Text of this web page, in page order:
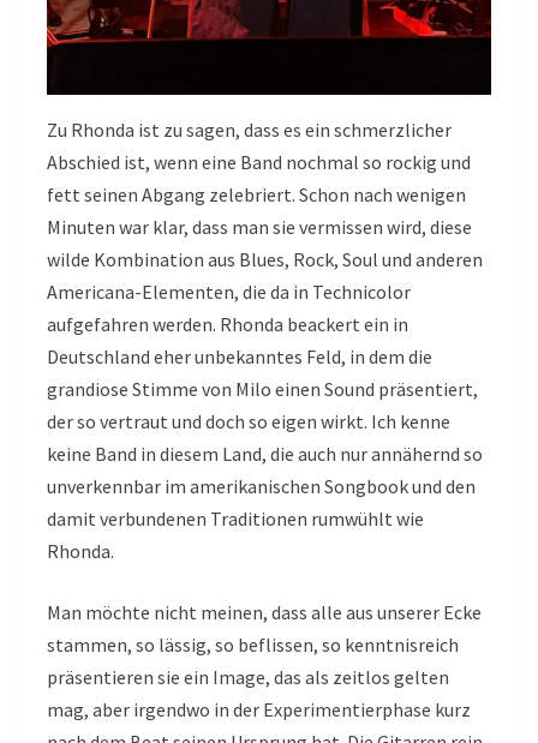
Zu Rhonda ist zu sagen, dass es ein schmerzlicher
Abschied ist, wenn eine Band nochmal so rockig und
fett seinen Abgang zelebriert. Schon nach wenigen
Minuten war klar, dass man sie vermissen wird, diese
wilde Kombination aus Blues, Rock, Soul und anderen
Americana-Elementen, die da in Technicolor
aufgefahren werden. Rhonda beackert ein in
Deutschland eher unbekanntes Feld, in dem die
grandiose Stimme von Milo einen Sound präsentiert,
der so vertraut und doch so eigen wirkt. Ich kenne
keine Band in diesem Land, die auch nur annähernd so
unverkennbar im amerikanischen Songbook und den
damit verbundenen Traditionen rumwühlt wie
Rhonda.
Man möchte nicht meinen, dass alle aus unserer Ecke
stammen, so lässig, so beflissen, so kenntnisreich
präsentieren sie ein Image, das als zeitlos gelten
mag, aber irgendwo in der Experimentierphase kurz